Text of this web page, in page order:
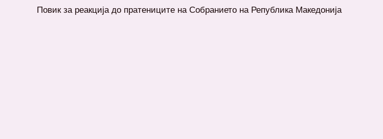
Повик за реакција до пратениците на Собранието на Република Македонија